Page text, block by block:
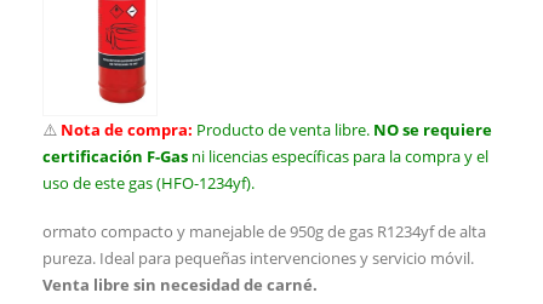
⚠️ Nota de compra: Producto de venta libre. NO se requiere
certificación F-Gas ni licencias específicas para la compra y el
uso de este gas (HFO-1234yf).
ormato compacto y manejable de 950g de gas R1234yf de alta
pureza. Ideal para pequeñas intervenciones y servicio móvil.
Venta libre sin necesidad de carné.